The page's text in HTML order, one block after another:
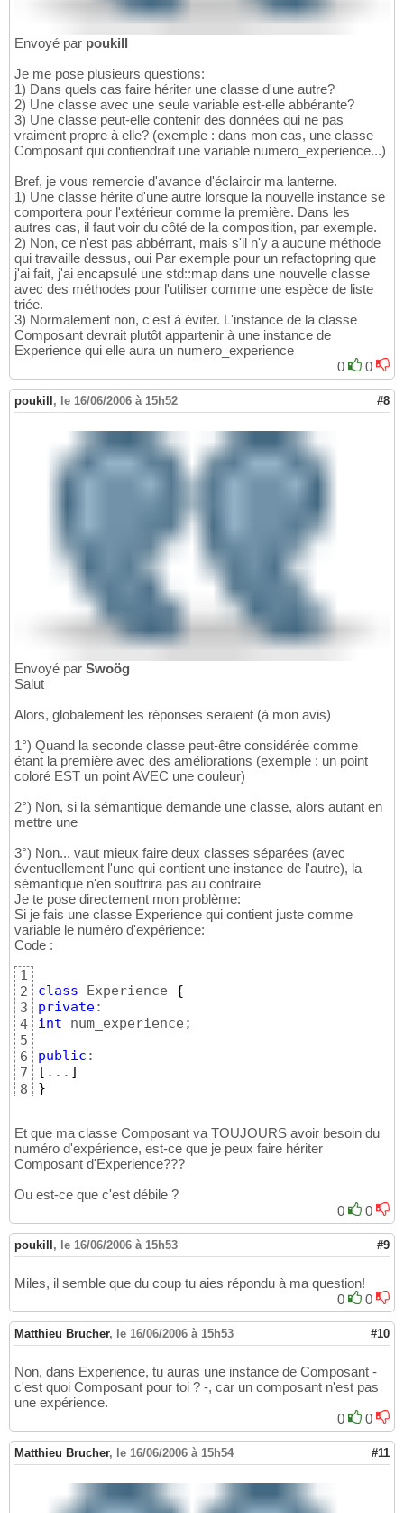
Envoyé par poukill
Je me pose plusieurs questions:
1) Dans quels cas faire hériter une classe d'une autre?
2) Une classe avec une seule variable est-elle abbérante?
3) Une classe peut-elle contenir des données qui ne pas
vraiment propre à elle? (exemple : dans mon cas, une classe
Composant qui contiendrait une variable numero_experience...)
Bref, je vous remercie d'avance d'éclaircir ma lanterne.
1) Une classe hérite d'une autre lorsque la nouvelle instance se
comportera pour l'extérieur comme la première. Dans les
autres cas, il faut voir du côté de la composition, par exemple.
2) Non, ce n'est pas abbérrant, mais s'il n'y a aucune méthode
qui travaille dessus, oui Par exemple pour un refactopring que
j'ai fait, j'ai encapsulé une std::map dans une nouvelle classe
avec des méthodes pour l'utiliser comme une espèce de liste
triée.
3) Normalement non, c'est à éviter. L'instance de la classe
Composant devrait plutôt appartenir à une instance de
Experience qui elle aura un numero_experience
0
0
poukill , le 16/06/2006 à 15h52 #8
Envoyé par Swoög
Salut
Alors, globalement les réponses seraient (à mon avis)
1°) Quand la seconde classe peut-être considérée comme
étant la première avec des améliorations (exemple : un point
coloré EST un point AVEC une couleur)
2°) Non, si la sémantique demande une classe, alors autant en
mettre une
3°) Non... vaut mieux faire deux classes séparées (avec
éventuellement l'une qui contient une instance de l'autre), la
sémantique n'en souffrira pas au contraire
Je te pose directement mon problème:
Si je fais une classe Experience qui contient juste comme
variable le numéro d'expérience:
Code :
1
2
3
4
5
6
7
8
class Experience {
private
int num_experience;
public
[ ... ]
}
Et que ma classe Composant va TOUJOURS avoir besoin du
numéro d'expérience, est-ce que je peux faire hériter
Composant d'Experience???
Ou est-ce que c'est débile ?
0
0
poukill , le 16/06/2006 à 15h53 #9
Miles, il semble que du coup tu aies répondu à ma question!
0
0
Matthieu Brucher, le 16/06/2006 à 15h53 #10
Non, dans Experience, tu auras une instance de Composant -
c'est quoi Composant pour toi ? -, car un composant n'est pas
une expérience.
0
0
Matthieu Brucher, le 16/06/2006 à 15h54 #11